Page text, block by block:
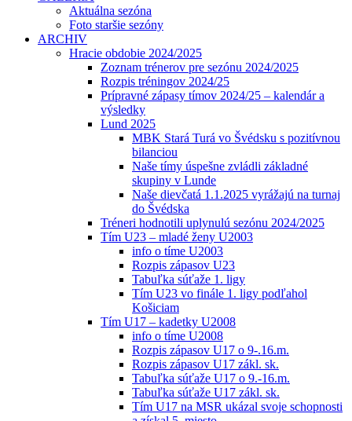
Aktuálna sezóna
Foto staršie sezóny
ARCHIV
Hracie obdobie 2024/2025
Zoznam trénerov pre sezónu 2024/2025
Rozpis tréningov 2024/25
Prípravné zápasy tímov 2024/25 – kalendár a
výsledky
Lund 2025
MBK Stará Turá vo Švédsku s pozitívnou
bilanciou
Naše tímy úspešne zvládli základné
skupiny v Lunde
Naše dievčatá 1.1.2025 vyrážajú na turnaj
do Švédska
Tréneri hodnotili uplynulú sezónu 2024/2025
Tím U23 – mladé ženy U2003
info o tíme U2003
Rozpis zápasov U23
Tabuľka súťaže 1. ligy
Tím U23 vo finále 1. ligy podľahol
Košiciam
Tím U17 – kadetky U2008
info o tíme U2008
Rozpis zápasov U17 o 9-.16.m.
Rozpis zápasov U17 zákl. sk.
Tabuľka súťaže U17 o 9.-16.m.
Tabuľka súťaže U17 zákl. sk.
Tím U17 na MSR ukázal svoje schopnosti